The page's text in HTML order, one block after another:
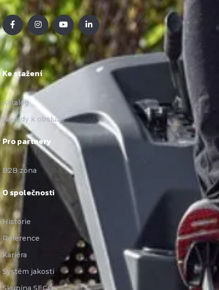
Ke stažení
Katalog
Návody k obsluze
Pro partnery
B2B zóna
O společnosti
Historie
Reference
Kariéra
Systém jakosti
Skupina SECO